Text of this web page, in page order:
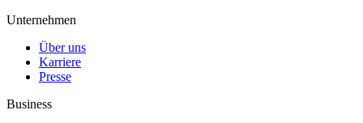
Unternehmen
Über uns
Karriere
Presse
Business